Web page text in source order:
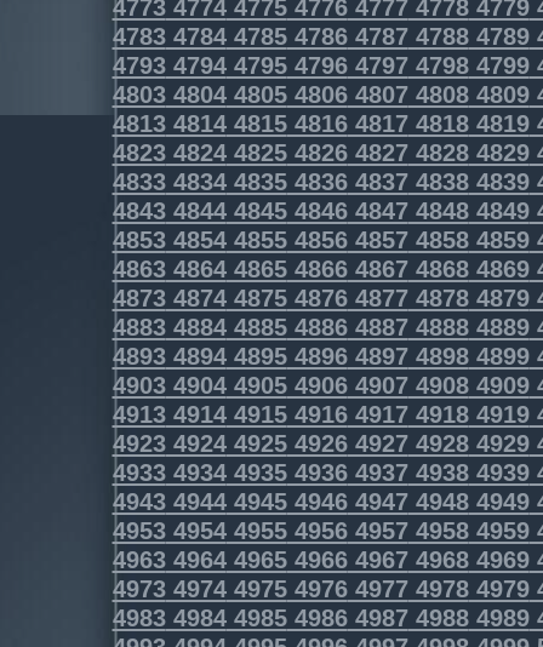
4773477447754776477747784779
4783478447854786478747884789
4793479447954796479747984799
4803480448054806480748084809
4813481448154816481748184819
4823482448254826482748284829
4833483448354836483748384839
4843484448454846484748484849
4853485448554856485748584859
4863486448654866486748684869
4873487448754876487748784879
4883488448854886488748884889
4893489448954896489748984899
4903490449054906490749084909
4913491449154916491749184919
4923492449254926492749284929
4933493449354936493749384939
4943494449454946494749484949
4953495449554956495749584959
4963496449654966496749684969
4973497449754976497749784979
4983498449854986498749884989